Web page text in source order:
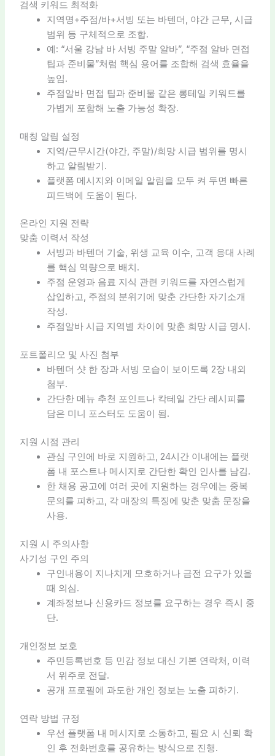
검색 키워드 최적화
지역명+주점/바+서빙 또는 바텐더, 야간 근무, 시급
범위 등 구체적으로 조합.
예: “서울 강남 바 서빙 주말 알바”, “주점 알바 면접
팁과 준비물”처럼 핵심 용어를 조합해 검색 효율을
높임.
주점알바 면접 팁과 준비물 같은 롱테일 키워드를
가볍게 포함해 노출 가능성 확장.
매칭 알림 설정
지역/근무시간(야간, 주말)/희망 시급 범위를 명시
하고 알림받기.
플랫폼 메시지와 이메일 알림을 모두 켜 두면 빠른
피드백에 도움이 된다.
온라인 지원 전략
맞춤 이력서 작성
서빙과 바텐더 기술, 위생 교육 이수, 고객 응대 사례
를 핵심 역량으로 배치.
주점 운영과 음료 지식 관련 키워드를 자연스럽게
삽입하고, 주점의 분위기에 맞춘 간단한 자기소개
작성.
주점알바 시급 지역별 차이에 맞춘 희망 시급 명시.
포트폴리오 및 사진 첨부
바텐더 샷 한 장과 서빙 모습이 보이도록 2장 내외
첨부.
간단한 메뉴 추천 포인트나 칵테일 간단 레시피를
담은 미니 포스터도 도움이 됨.
지원 시점 관리
관심 구인에 바로 지원하고, 24시간 이내에는 플랫
폼 내 포스트나 메시지로 간단한 확인 인사를 남김.
한 채용 공고에 여러 곳에 지원하는 경우에는 중복
문의를 피하고, 각 매장의 특징에 맞춘 맞춤 문장을
사용.
지원 시 주의사항
사기성 구인 주의
구인내용이 지나치게 모호하거나 금전 요구가 있을
때 의심.
계좌정보나 신용카드 정보를 요구하는 경우 즉시 중
단.
개인정보 보호
주민등록번호 등 민감 정보 대신 기본 연락처, 이력
서 위주로 전달.
공개 프로필에 과도한 개인 정보는 노출 피하기.
연락 방법 규정
우선 플랫폼 내 메시지로 소통하고, 필요 시 신뢰 확
인 후 전화번호를 공유하는 방식으로 진행.